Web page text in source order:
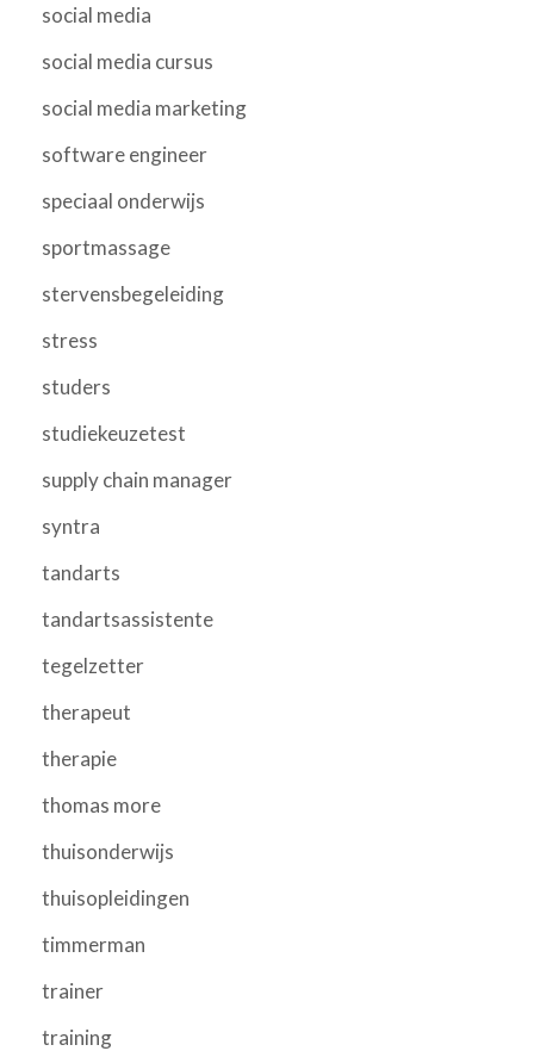
social media
social media cursus
social media marketing
software engineer
speciaal onderwijs
sportmassage
stervensbegeleiding
stress
studers
studiekeuzetest
supply chain manager
syntra
tandarts
tandartsassistente
tegelzetter
therapeut
therapie
thomas more
thuisonderwijs
thuisopleidingen
timmerman
trainer
training